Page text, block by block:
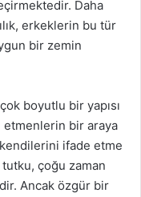
Daha
erkeklerin bu tür
bir zemin
boyutlu bir yapısı
etmenlerin bir araya
ifade etme
tutku, çoğu zaman
Ancak özgür bir